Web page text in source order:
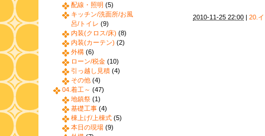
2010-11-25 22:00 | 20.
配線・照明 (5)
キッチン/洗面所/お風
呂/トイレ (9)
内装(クロス/床) (8)
内装(カーテン) (2)
外構 (6)
ローン/税金 (10)
引っ越し見積 (4)
その他 (4)
04.着工～ (47)
地鎮祭 (1)
基礎工事 (4)
棟上げ/上棟式 (5)
本日の現場 (9)